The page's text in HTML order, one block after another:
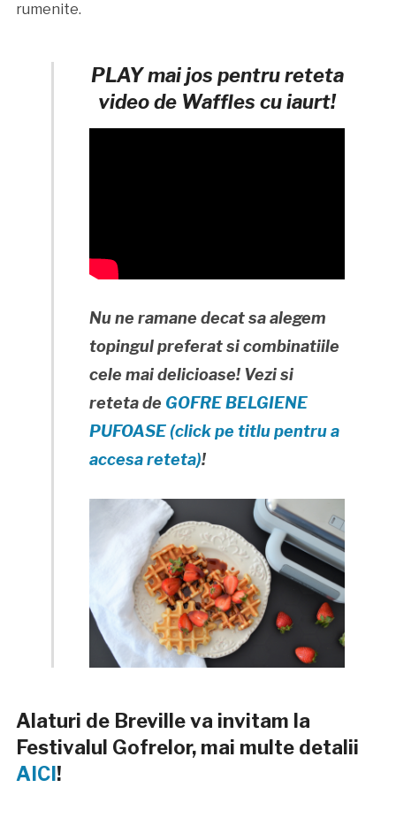
rumenite.
PLAY mai jos pentru reteta
video de Waffles cu iaurt!
Nu ne ramane decat sa alegem
topingul preferat si combinatiile
cele mai delicioase! Vezi si
reteta de GOFRE BELGIENE
PUFOASE (click pe titlu pentru a
accesa reteta)!
Alaturi de Breville va invitam la
Festivalul Gofrelor, mai multe detalii
AICI !